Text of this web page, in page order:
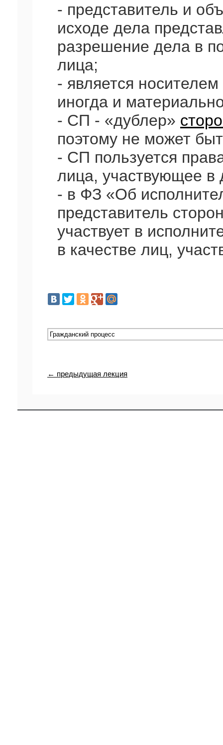
- представитель и
исходе дела
разрешение дела в
лица;
- является
иногда и
- СП - «дублер»
поэтому не может
- СП пользуется
лица, участвующее в
- в ФЗ «Об
представитель
участвует в
в качестве лиц,
← предыдущая лекция